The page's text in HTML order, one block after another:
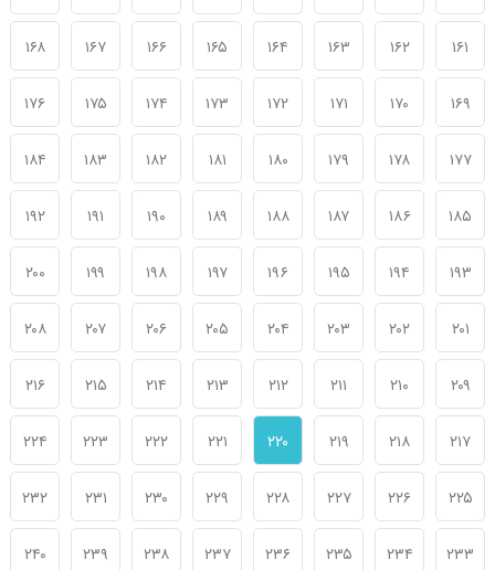
۱۶۱ ۱۶۲ ۱۶۳ ۱۶۴ ۱۶۵ ۱۶۶ ۱۶۷ ۱۶۸
۱۶۹ ۱۷۰ ۱۷۱ ۱۷۲ ۱۷۳ ۱۷۴ ۱۷۵ ۱۷۶
۱۷۷ ۱۷۸ ۱۷۹ ۱۸۰ ۱۸۱ ۱۸۲ ۱۸۳ ۱۸۴
۱۸۵ ۱۸۶ ۱۸۷ ۱۸۸ ۱۸۹ ۱۹۰ ۱۹۱ ۱۹۲
۱۹۳ ۱۹۴ ۱۹۵ ۱۹۶ ۱۹۷ ۱۹۸ ۱۹۹ ۲۰۰
۲۰۱ ۲۰۲ ۲۰۳ ۲۰۴ ۲۰۵ ۲۰۶ ۲۰۷ ۲۰۸
۲۰۹ ۲۱۰ ۲۱۱ ۲۱۲ ۲۱۳ ۲۱۴ ۲۱۵ ۲۱۶
۲۱۷ ۲۱۸ ۲۱۹ ۲۲۰ ۲۲۱ ۲۲۲ ۲۲۳ ۲۲۴
۲۲۵ ۲۲۶ ۲۲۷ ۲۲۸ ۲۲۹ ۲۳۰ ۲۳۱ ۲۳۲
۲۳۳ ۲۳۴ ۲۳۵ ۲۳۶ ۲۳۷ ۲۳۸ ۲۳۹ ۲۴۰